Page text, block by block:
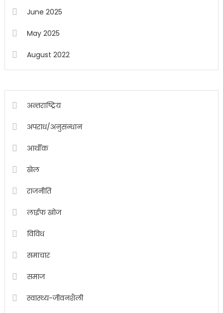
June 2025
May 2025
August 2022
अन्तराष्ट्रिय
अपराध/अनुसन्धान
आर्थीक
खेल
राजनीति
लाईफ खोज
विविध
समाचार
समाज
स्वास्थ्य-जीवनशैली